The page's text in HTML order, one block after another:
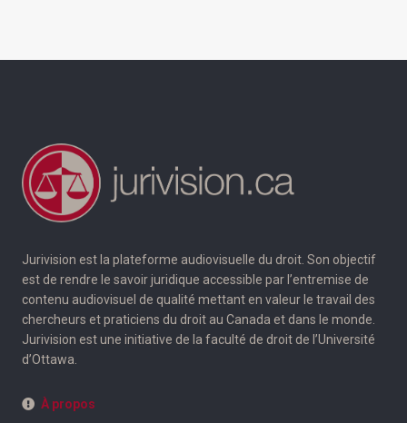
Jurivision est la plateforme audiovisuelle du droit. Son objectif
est de rendre le savoir juridique accessible par l’entremise de
contenu audiovisuel de qualité mettant en valeur le travail des
chercheurs et praticiens du droit au Canada et dans le monde.
Jurivision est une initiative de la faculté de droit de l’Université
d’Ottawa.
À propos